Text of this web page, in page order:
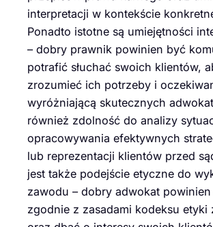
interpretacji w kontekście
Ponadto istotne są umiejętności
– dobry prawnik powinien być
potrafić słuchać swoich klientów,
zrozumieć ich potrzeby i
wyróżniającą skutecznych
również zdolność do analizy
opracowywania efektywnych
lub reprezentacji klientów przed
jest także podejście etyczne do
zawodu – dobry adwokat powinien
zgodnie z zasadami kodeksu etyki